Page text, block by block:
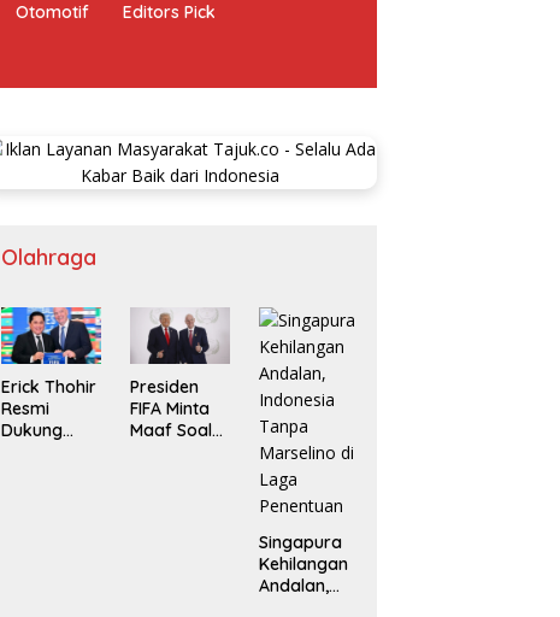
Otomotif Editors Pick
Olahraga
Erick Thohir
Resmi
Dukung
Presiden
FIFA Minta
Maaf Soal
Singapura
Kehilangan
Andalan,